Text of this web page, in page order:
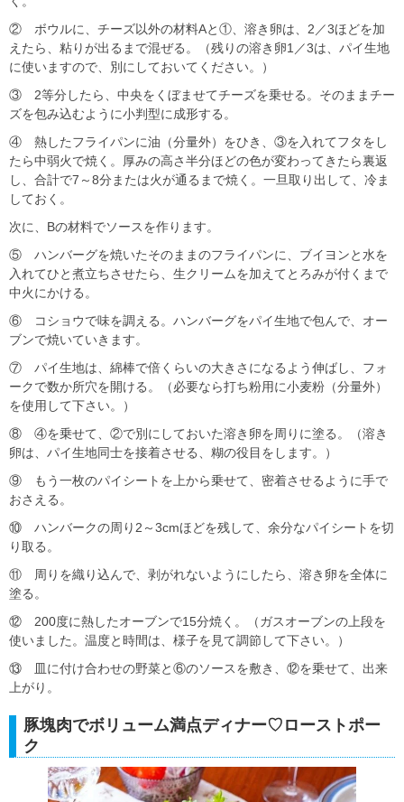
② ボウルに、チーズ以外の材料Aと①、溶き卵は、2／3ほどを加
えたら、粘りが出るまで混ぜる。（残りの溶き卵1／3は、パイ生地
に使いますので、別にしておいてください。）
③ 2等分したら、中央をくぼませてチーズを乗せる。そのままチー
ズを包み込むように小判型に成形する。
④ 熱したフライパンに油（分量外）をひき、③を入れてフタをし
たら中弱火で焼く。厚みの高さ半分ほどの色が変わってきたら裏返
し、合計で7～8分または火が通るまで焼く。一旦取り出して、冷ま
しておく。
次に、Bの材料でソースを作ります。
⑤ ハンバーグを焼いたそのままのフライパンに、ブイヨンと水を
入れてひと煮立ちさせたら、生クリームを加えてとろみが付くまで
中火にかける。
⑥ コショウで味を調える。ハンバーグをパイ生地で包んで、オー
ブンで焼いていきます。
⑦ パイ生地は、綿棒で倍くらいの大きさになるよう伸ばし、フォ
ークで数か所穴を開ける。（必要なら打ち粉用に小麦粉（分量外）
を使用して下さい。）
⑧ ④を乗せて、②で別にしておいた溶き卵を周りに塗る。（溶き
卵は、パイ生地同士を接着させる、糊の役目をします。）
⑨ もう一枚のパイシートを上から乗せて、密着させるように手で
おさえる。
⑩ ハンバークの周り2～3cmほどを残して、余分なパイシートを切
り取る。
⑪ 周りを織り込んで、剥がれないようにしたら、溶き卵を全体に
塗る。
⑫ 200度に熱したオーブンで15分焼く。（ガスオーブンの上段を
使いました。温度と時間は、様子を見て調節して下さい。）
⑬ 皿に付け合わせの野菜と⑥のソースを敷き、⑫を乗せて、出来
上がり。
豚塊肉でボリューム満点ディナー♡ローストポー
ク